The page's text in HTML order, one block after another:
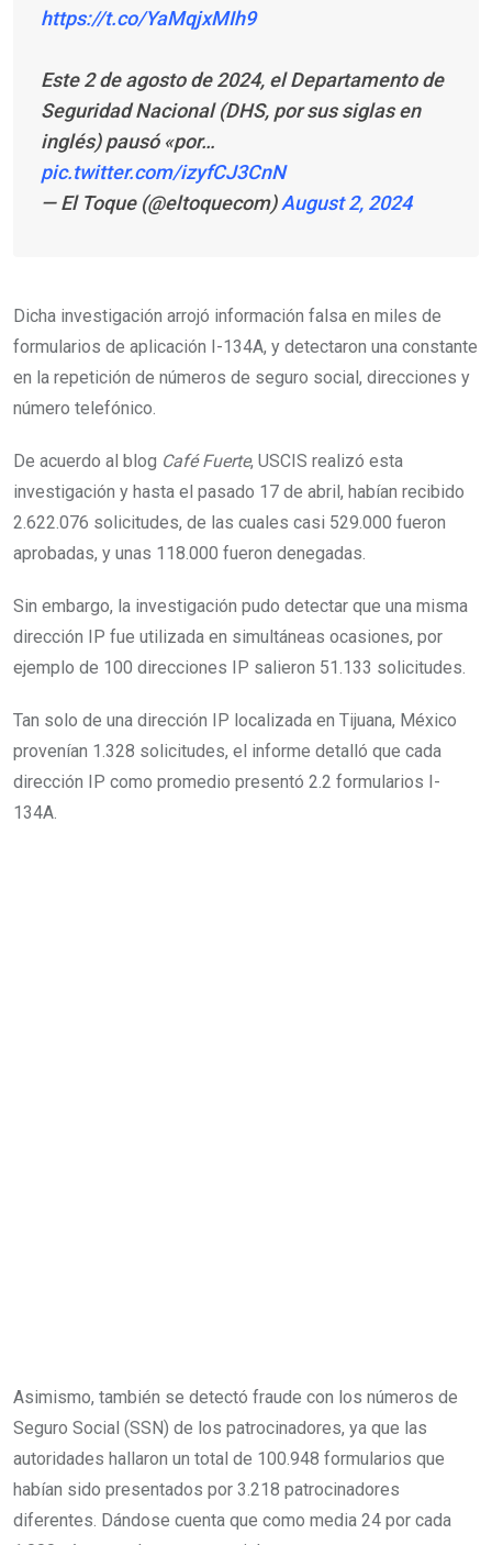
https://t.co/YaMqjxMIh9
Este 2 de agosto de 2024, el Departamento de
Seguridad Nacional (DHS, por sus siglas en
inglés) pausó «por…
pic.twitter.com/izyfCJ3CnN
— El Toque (@eltoquecom)August 2, 2024
Dicha investigación arrojó información falsa en miles de
formularios de aplicación I-134A, y detectaron una constante
en la repetición de números de seguro social, direcciones y
número telefónico.
De acuerdo al blog Café Fuerte, USCIS realizó esta
investigación y hasta el pasado 17 de abril, habían recibido
2.622.076 solicitudes, de las cuales casi 529.000 fueron
aprobadas, y unas 118.000 fueron denegadas.
Sin embargo, la investigación pudo detectar que una misma
dirección IP fue utilizada en simultáneas ocasiones, por
ejemplo de 100 direcciones IP salieron 51.133 solicitudes.
Tan solo de una dirección IP localizada en Tijuana, México
provenían 1.328 solicitudes, el informe detalló que cada
dirección IP como promedio presentó 2.2 formularios I-
134A.
Asimismo, también se detectó fraude con los números de
Seguro Social (SSN) de los patrocinadores, ya que las
autoridades hallaron un total de 100.948 formularios que
habían sido presentados por 3.218 patrocinadores
diferentes. Dándose cuenta que como media 24 por cada